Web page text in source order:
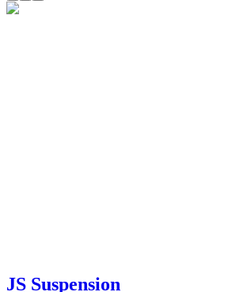
JS Suspension